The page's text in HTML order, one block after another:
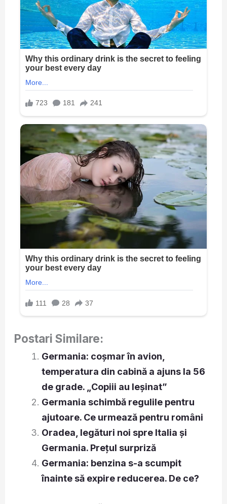
Postari Similare:
Germania: coșmar în avion,
temperatura din cabină a ajuns la 56
de grade. „Copiii au leșinat”
Germania schimbă regulile pentru
ajutoare. Ce urmează pentru români
Oradea, legături noi spre Italia și
Germania. Prețul surpriză
Germania: benzina s-a scumpit
înainte să expire reducerea. De ce?